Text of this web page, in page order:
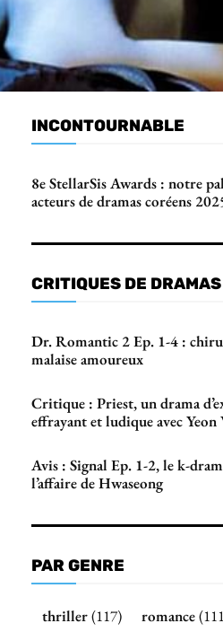
INCONTOURNABLE
8e StellarSis Awards : notre
acteurs de dramas coréens
CRITIQUES DE DRAMAS
Dr. Romantic 2 Ep. 1-4 :
malaise amoureux
Critique : Priest, un drama
effrayant et ludique avec Yeon
Avis : Signal Ep. 1-2, le k-
l’affaire de Hwaseong
PAR GENRE
thriller(117) romance